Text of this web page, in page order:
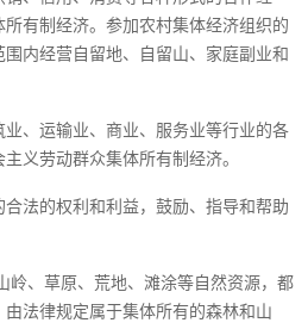
有制经济。参加农村集体经济组织的
内经营自留地、自留山、家庭副业和
、运输业、商业、服务业等行业的各
义劳动群众集体所有制经济。
法的权利和利益，鼓励、指导和帮助
岭、草原、荒地、滩涂等自然资源，都
法律规定属于集体所有的森林和山